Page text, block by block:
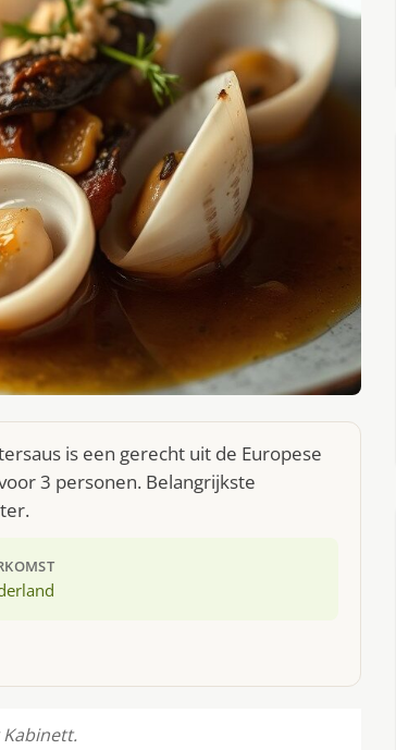
is een gerecht uit de Europese
3 personen. Belangrijkste